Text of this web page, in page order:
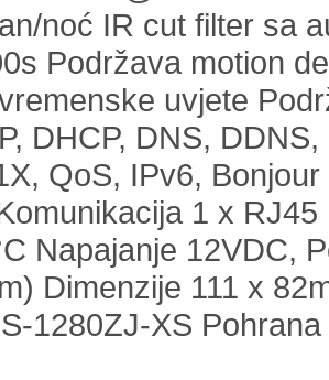
noć IR cut filter sa
Podržava motion
uvjete
DHCP, DNS, DDNS,
QoS, IPv6,
1 x
Napajanje 12VDC,
Dimenzije 111 x
1280ZJ-XS